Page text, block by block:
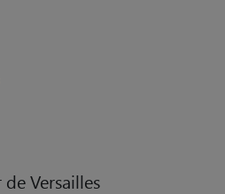
Versailles